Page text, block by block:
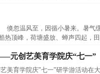
温风至，因循小暑来。暑气缓
热顶峰，荷塘盛放、蝉声四起，
元创艺美育学院庆“七一”
艺美育学院庆"七一"研学游活动
谢